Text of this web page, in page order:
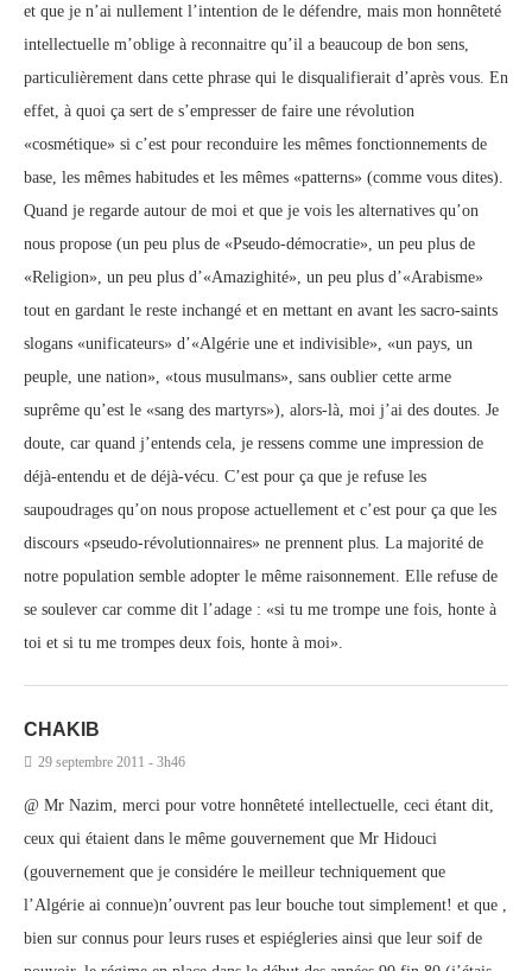
et que je n’ai nullement l’intention de le défendre, mais mon honnêteté
intellectuelle m’oblige à reconnaitre qu’il a beaucoup de bon sens,
particulièrement dans cette phrase qui le disqualifierait d’après vous. En
effet, à quoi ça sert de s’empresser de faire une révolution
«cosmétique» si c’est pour reconduire les mêmes fonctionnements de
base, les mêmes habitudes et les mêmes «patterns» (comme vous dites).
Quand je regarde autour de moi et que je vois les alternatives qu’on
nous propose (un peu plus de «Pseudo-démocratie», un peu plus de
«Religion», un peu plus d’«Amazighité», un peu plus d’«Arabisme»
tout en gardant le reste inchangé et en mettant en avant les sacro-saints
slogans «unificateurs» d’«Algérie une et indivisible», «un pays, un
peuple, une nation», «tous musulmans», sans oublier cette arme
suprême qu’est le «sang des martyrs»), alors-là, moi j’ai des doutes. Je
doute, car quand j’entends cela, je ressens comme une impression de
déjà-entendu et de déjà-vécu. C’est pour ça que je refuse les
saupoudrages qu’on nous propose actuellement et c’est pour ça que les
discours «pseudo-révolutionnaires» ne prennent plus. La majorité de
notre population semble adopter le même raisonnement. Elle refuse de
se soulever car comme dit l’adage : «si tu me trompe une fois, honte à
toi et si tu me trompes deux fois, honte à moi».
CHAKIB
29 septembre 2011 - 3h46
@ Mr Nazim, merci pour votre honnêteté intellectuelle, ceci étant dit,
ceux qui étaient dans le même gouvernement que Mr Hidouci
(gouvernement que je considére le meilleur techniquement que
l’Algérie ai connue)n’ouvrent pas leur bouche tout simplement! et que ,
bien sur connus pour leurs ruses et espiégleries ainsi que leur soif de